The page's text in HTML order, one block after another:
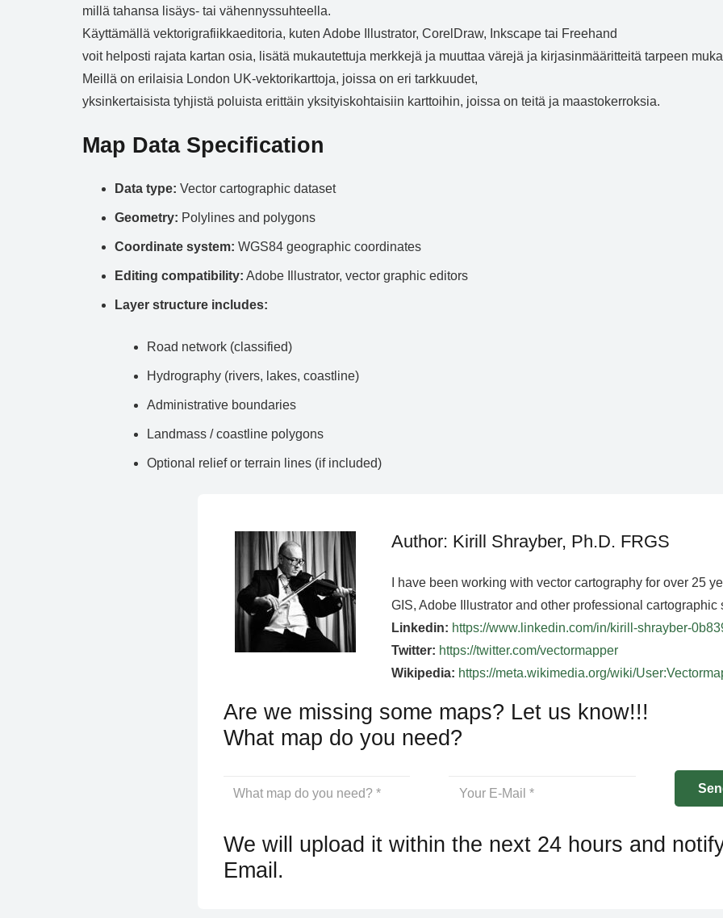
millä tahansa lisäys- tai vähennyssuhteella.
Käyttämällä vektorigrafiikkaeditoria, kuten Adobe Illustrator, CorelDraw, Inkscape tai Freehand
voit helposti rajata kartan osia, lisätä mukautettuja merkkejä ja muuttaa värejä ja kirjasinmääritteitä tarpeen
Meillä on erilaisia London UK-vektorikarttoja, joissa on eri tarkkuudet,
yksinkertaisista tyhjistä poluista erittäin yksityiskohtaisiin karttoihin, joissa on teitä ja maastokerroksia.
Map Data Specification
Data type: Vector cartographic dataset
Geometry: Polylines and polygons
Coordinate system: WGS84 geographic coordinates
Editing compatibility: Adobe Illustrator, vector graphic editors
Layer structure includes:
Road network (classified)
Hydrography (rivers, lakes, coastline)
Administrative boundaries
Landmass / coastline polygons
Optional relief or terrain lines (if included)
Author: Kirill Shrayber, Ph.D. FRGS
I have been working with vector cartography for over 25
GIS, Adobe Illustrator and other professional cartographic
Linkedin: https://www.linkedin.com/in/kirill-shrayber-
Twitter: https://twitter.com/vectormapper
Wikipedia: https://meta.wikimedia.org/wiki/
Are we missing some maps? Let us know!!!
What map do you need?
We will upload it within the next 24 hours and
Email.